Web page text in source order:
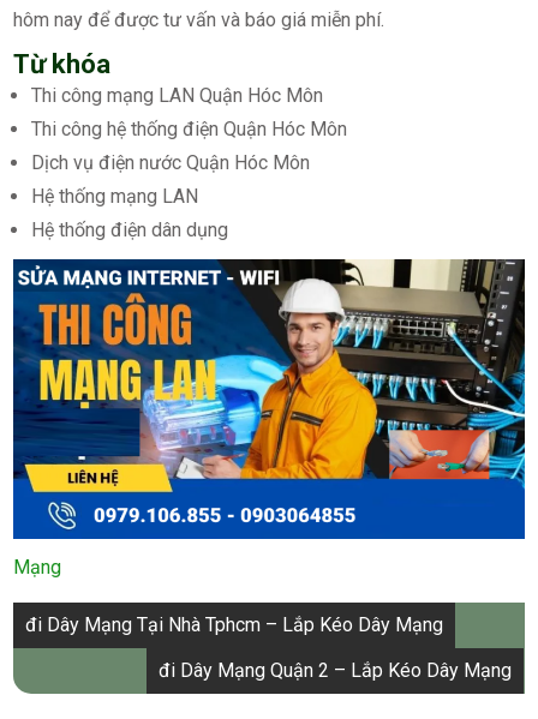
hôm nay để được tư vấn và báo giá miễn phí.
Từ khóa
Thi công mạng LAN Quận Hóc Môn
Thi công hệ thống điện Quận Hóc Môn
Dịch vụ điện nước Quận Hóc Môn
Hệ thống mạng LAN
Hệ thống điện dân dụng
Mạng
Điều
hướng
bài
đi Dây Mạng Tại Nhà Tphcm – Lắp Kéo Dây Mạng
đi Dây Mạng Quận 2 – Lắp Kéo Dây Mạng